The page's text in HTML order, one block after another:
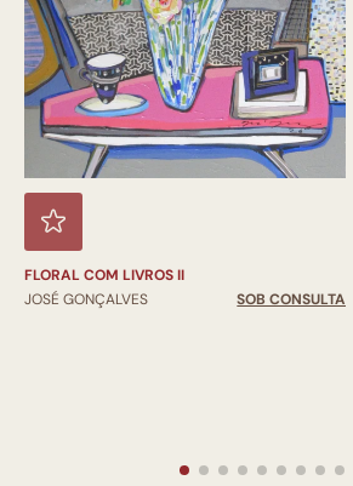
FLORAL COM LIVROS II
JOSÉ GONÇALVES
SOB CONSULTA